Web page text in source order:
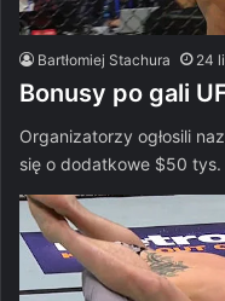
Bartłomiej Stachura 24
Bonusy po gali
Organizatorzy ogłosili
się o dodatkowe $50